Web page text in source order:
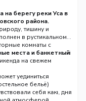
на берегу реки Уса в
района.
тишину и
в рустикальном
комнаты с
торжества, дружеской
на свежем
места и банкетный
уединиться
бельё)
банкета, свадьбы, дня
себя как